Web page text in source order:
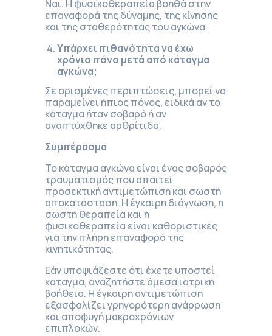
Ναι. Η φυσικοθεραπεία βοηθά στην
επαναφορά της δύναμης, της κίνησης
και της σταθερότητας του αγκώνα.
Υπάρχει πιθανότητα να έχω
χρόνιο πόνο μετά από κάταγμα
αγκώνα;
Σε ορισμένες περιπτώσεις, μπορεί να
παραμείνει ήπιος πόνος, ειδικά αν το
κάταγμα ήταν σοβαρό ή αν
αναπτύχθηκε αρθρίτιδα.
Συμπέρασμα
Το κάταγμα αγκώνα είναι ένας σοβαρός
τραυματισμός που απαιτεί
προσεκτική αντιμετώπιση και σωστή
αποκατάσταση. Η έγκαιρη διάγνωση, η
σωστή θεραπεία και η
φυσικοθεραπεία είναι καθοριστικές
για την πλήρη επαναφορά της
κινητικότητας.
Εάν υποψιάζεστε ότι έχετε υποστεί
κάταγμα, αναζητήστε άμεσα ιατρική
βοήθεια. Η έγκαιρη αντιμετώπιση
εξασφαλίζει γρηγορότερη ανάρρωση
και αποφυγή μακροχρόνιων
επιπλοκών.